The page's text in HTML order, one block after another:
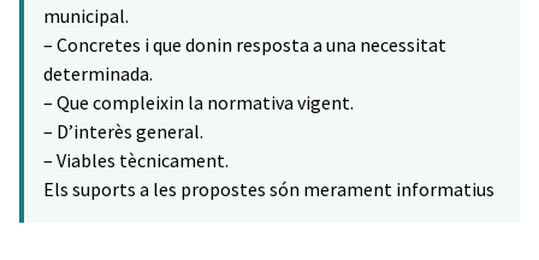
municipal.
– Concretes i que donin resposta a una necessitat
determinada.
– Que compleixin la normativa vigent.
– D’interès general.
– Viables tècnicament.
Els suports a les propostes són merament informatius